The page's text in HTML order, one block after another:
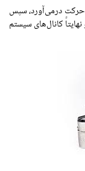
حرکت درمی‌آورد، سپس
کانال‌های سیستم